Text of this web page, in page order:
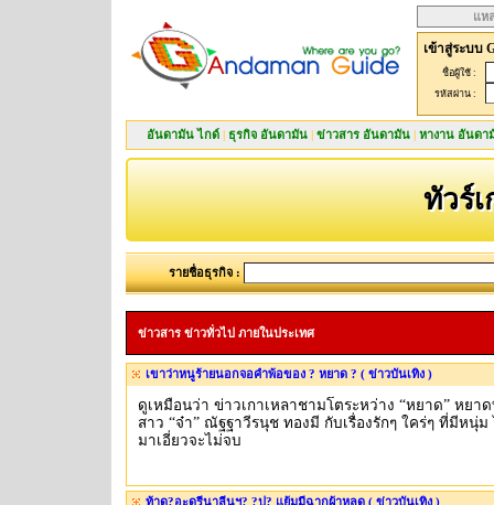
แห
เข้าสู่ระบบ
ชื่อผู้ใช้ :
รหัสผ่าน :
อันดามัน ไกด์ | ธุรกิจ อันดามัน | ข่าวสาร อันดามัน | หางาน อันดา
ทัวร์
รายชื่อธุรกิจ :
ข่าวสาร ข่าวทั่วไป ภายในประเทศ
เขาว่าหนูร้ายนอกจอคำพ้อของ ? หยาด ? ( ข่าวบันเทิง )
ดูเหมือนว่า ข่าวเกาเหลาชามโตระหว่าง “หยาด” หยา
สาว “จ๋า” ณัฐฐาวีรนุช ทองมี กับเรื่องรักๆ ใคร่ๆ ที่มีหนุ่
มาเอี่ยวจะไม่จบ
ท้าดู?อะดรีนาลีนฯ? ?ปู? แย้มมีฉากผ้าหลุด ( ข่าวบันเทิง )